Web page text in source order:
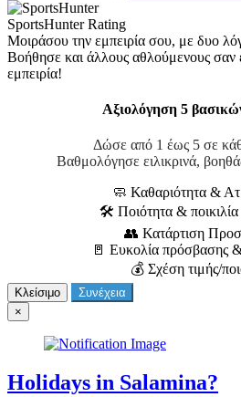
SportsHunter Rating
Μοιράσου την εμπειρία σου, με δυο
Βοήθησε και άλλους αθλούμενους σαν
εμπειρία!
Αξιολόγηση 5
Δώσε από 1 έως 5 σε
Βαθμολόγησε ειλικρινά,
🧼 Καθαριότητα &
🛠 Ποιότητα & ποικιλία
👥 Κατάρτιση
🚪 Ευκολία πρόσβασης
💰 Σχέση τιμής/
Κλείσιμο
Συνέχεια
×
Holidays in Salamina?